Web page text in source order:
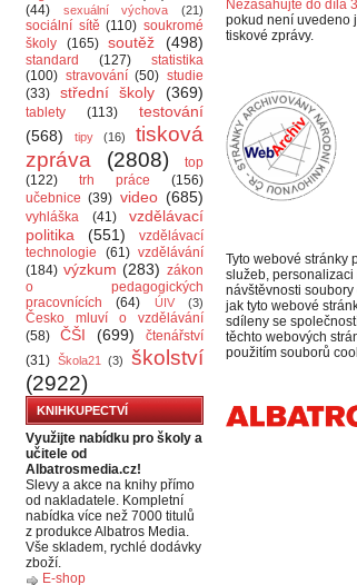
(44)
sexuální výchova (21)
sociální sítě (110) soukromé
školy
(165) soutěž (498)
standard (127)
statistika
(100) stravování (50) studie
(33)
střední školy (369)
tablety (113)
testování
(568)
tipy (16)
tisková
zpráva
(2808)
top
(122)
trh práce
(156)
učebnice (39) video (685)
vyhláška (41)
vzdělávací
politika
(551)
vzdělávací
technologie
(61) vzdělávání
(184) výzkum (283) zákon
o pedagogických
pracovnících
(64) ÚIV (3)
Česko mluví o vzdělávání
(58)
ČŠI (699)
čtenářství
(31) Škola21 (3)
školství
(2922)
KNIHKUPECTVÍ
Využijte nabídku pro školy a
učitele od
Albatrosmedia.cz!
Slevy a akce na knihy přímo
od nakladatele. Kompletní
nabídka více než 7000 titulů
z produkce Albatros Media.
Vše skladem, rychlé dodávky
zboží.
E-shop
Nezasahujte do díla
pokud není uvedeno
tiskové zprávy.
Tyto webové stránky
služeb,
návštěvnosti
jak tyto webové
sdíleny se
těchto webových
použitím souborů